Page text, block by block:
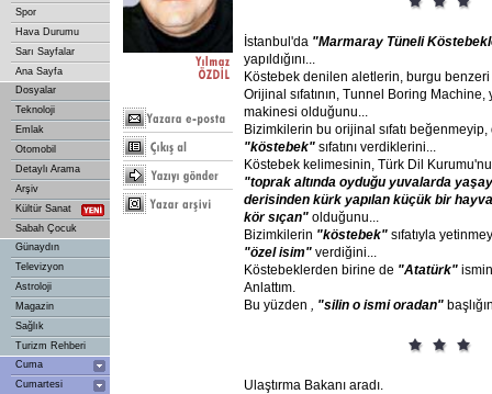
Spor
Hava Durumu
Sarı Sayfalar
Ana Sayfa
Dosyalar
Teknoloji
Emlak
Otomobil
Detaylı Arama
Arşiv
Kültür Sanat
Sabah Çocuk
Günaydın
Televizyon
Astroloji
Magazin
Sağlık
Turizm Rehberi
Cuma
Cumartesi
İstanbul'da "Marmaray Tüneli
yapıldığını...
Köstebek denilen aletlerin, burgu
Orijinal sıfatının, Tunnel Boring
makinesi olduğunu...
Bizimkilerin bu orijinal sıfatı
"köstebek" sıfatını verdiklerini...
Köstebek kelimesinin, Türk Dil
"toprak altında oyduğu yuvalarda
derisinden kürk yapılan küçük bir
kör sıçan" olduğunu...
Bizimkilerin "köstebek" sıfatıyla
"özel isim" verdiğini...
Köstebeklerden birine de "Atatürk"
Anlattım.
Bu yüzden , "silin o ismi oradan"
Ulaştırma Bakanı aradı.